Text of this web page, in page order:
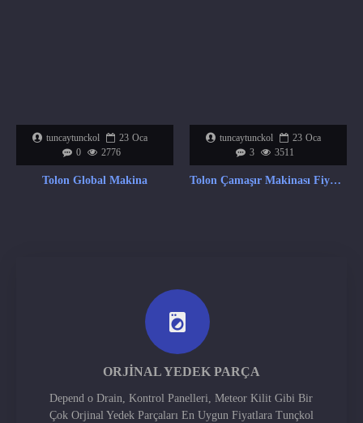
tuncaytunckol 23 Oca
0
2776
Tolon Global Makina
tuncaytunckol 23 Oca
3
3511
Tolon Çamaşır Makinası Fiyat Listesi
ORJINAL YEDEK PARÇA
Depend o Drain, Kontrol Panelleri, Meteor Kilit Gibi Bir
Çok Orjinal Yedek Parçaları En Uygun Fiyatlara Tunçkol